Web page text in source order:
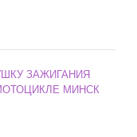
ЗАЖИГАНИЯ
МИНСК